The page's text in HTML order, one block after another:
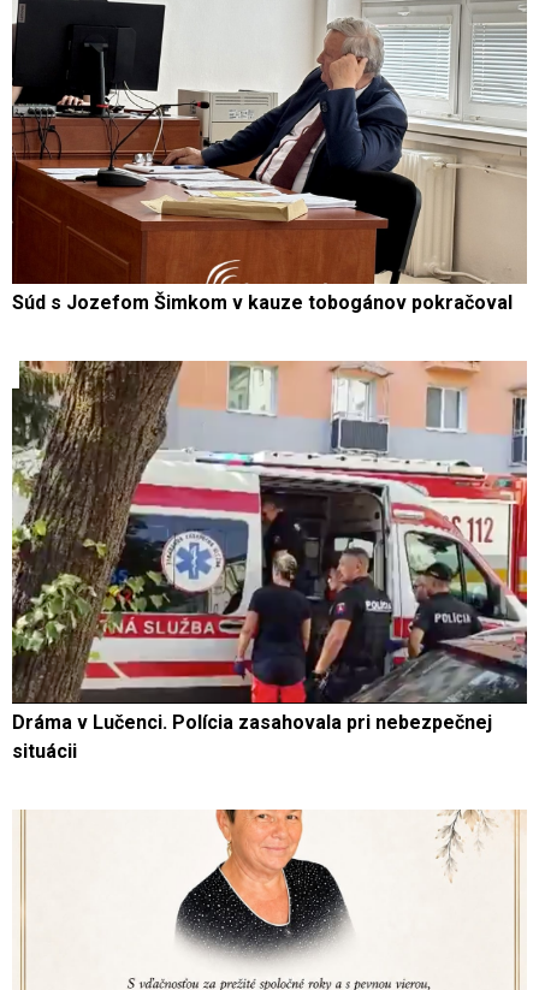
Súd s Jozefom Šimkom v kauze tobogánov pokračoval
Dráma v Lučenci. Polícia zasahovala pri nebezpečnej
situácii